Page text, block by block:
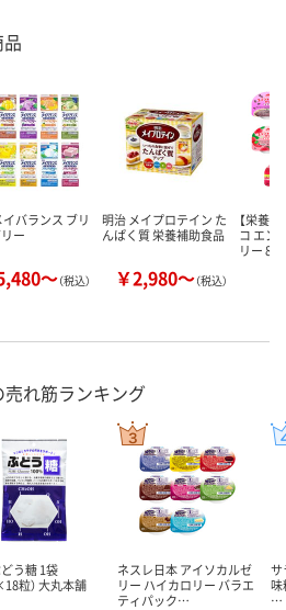
イバランス ブリ
ー
～（税込）
明治 メイプロテイン た
んぱく質 栄養補助食品
￥2,980～（税込）
【栄養
コ エン
リー 8
売れ筋ランキング
う糖 1袋
粒） 大丸本舗
ネスレ日本 アイソカルゼ
リー ハイカロリー バラエ
ティパック…
サ
味
…